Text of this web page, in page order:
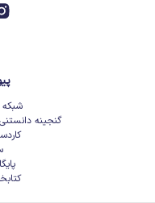
شبکه
گنجینه